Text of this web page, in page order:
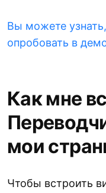
Вы можете
опробовать в
Как мне
мои
Чтобы встроить